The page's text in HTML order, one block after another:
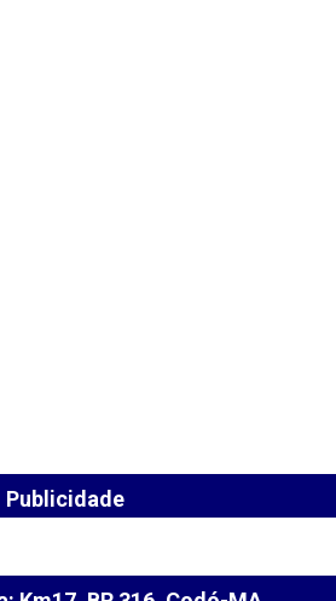
Publicidade